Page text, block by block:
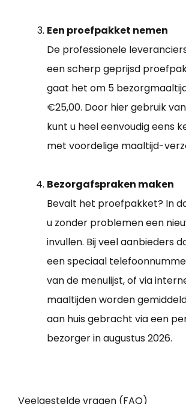
Een proefpakket nemen
De professionele
een scherp geprijsd
gaat het om 5
€25,00. Door hier gebruik
kunt u heel eenvoudig eens
met voordelige maaltijd-
Bezorgafspraken maken
Bevalt het proefpakket? In
u zonder problemen een
invullen. Bij veel aanbieders
een speciaal
van de menulijst, of via
maaltijden worden
aan huis gebracht via een
bezorger in augustus 2026.
Veelgestelde vragen (FAQ)